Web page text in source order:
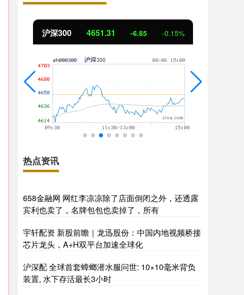
沪深300 4651.31 -6.85 -0.15%
热点资讯
658金融网 网红李凉凉除了店面倒闭之外，还透露
宾利也卖了，名牌包包也卖掉了，所有
宇轩配资 新股前瞻｜龙迅股份：中国内地视频桥接
芯片龙头，A+H双平台加速全球化
沪深配 全球首套蟑螂潜水服问世: 10×10毫米背负
装置, 水下存活最长3小时